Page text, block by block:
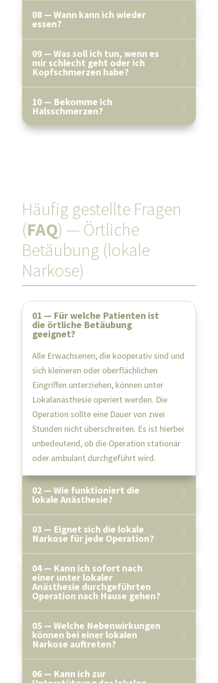
08 — Wann kann ich wieder
essen?
09 — Was soll ich tun, wenn es
mir schlecht geht oder ich
Kopfschmerzen habe?
10 — Bekomme ich
Halsschmerzen?
Häufig gestellte Fragen
(FAQ) — Örtliche
Betäubung (lokale
Narkose)
01 — Für welche Patienten ist
die örtliche Betäubung
geeignet?
Alle Erwachsenen, die kooperativ sind und
sich kleineren oder oberflächlichen
Eingriffen unterziehen, können unter
Lokalanästhesie operiert werden. Die
Operation sollte eine Dauer von zwei
Stunden nicht überschreiten. Es ist hierbei
unbedeutend, ob die Operation stationär
oder ambulant durchgeführt wird.
02 — Wie funktioniert die
lokale Anästhesie?
03 — Eignet sich die lokale
Narkose für jede Operation?
04 — Kann ich sofort nach
einer unter lokaler
Anästhesie durchgeführten
Operation nach Hause gehen?
05 — Welche Nebenwirkungen
können bei einer lokalen
Narkose auftreten?
06 — Kann ich zur